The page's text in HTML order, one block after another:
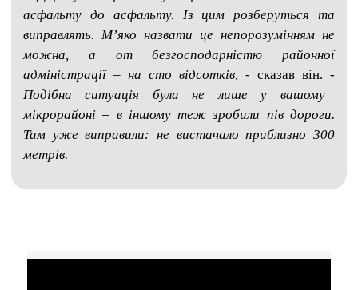
асфальту до асфальту. Із цим розберуться та
виправлять. М’яко назвати це непорозумінням не
можна, а от безгосподарністю районної
адміністрації – на сто відсотків, - сказав він. -
Подібна ситуація була не лише у вашому
мікрорайоні – в іншому теж зробили пів дороги.
Там уже виправили: не вистачало приблизно 300
метрів.